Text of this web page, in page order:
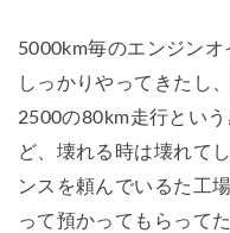
5000km毎のエンジン
しっかりやってきたし
2500の80km走行とい
ど、壊れる時は壊れて
ンスを頼んでいるた工
って預かってもらって